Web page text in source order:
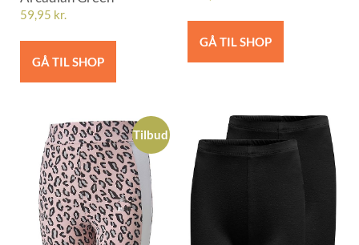
59,95 kr.
GÅ TIL SHOP
GÅ TIL SHOP
Tilbud